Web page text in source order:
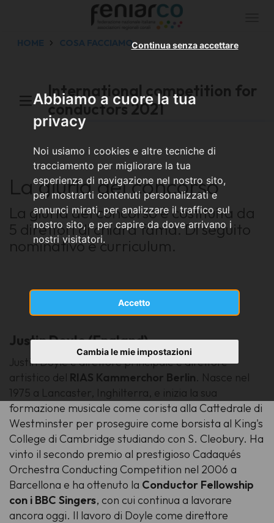
Abbiamo a cuore la tua
privacy
Noi usiamo i cookies e altre tecniche di
tracciamento per migliorare la tua
esperienza di navigazione nel nostro sito,
per mostrarti contenuti personalizzati e
annunci mirati, per analizzare il traffico sul
nostro sito, e per capire da dove arrivano i
nostri visitatori.
Accetto
Continua senza accettare
Cambia le mie impostazioni
HOME COSA FACCIAMO
International competition for
conductors 2021
La giuria del concorso
La giuria del concorso è costituita da
5 direttori di chiara fama. Di seguito
nominativo e curriculum.
Justin Doyle (England)
Justin Doyle è direttore principale e direttore
artistico del RIAS Kammerchor Berlin . Nasce nel
1975 a Lancaster, Inghilterra, e inizia la sua
formazione musicale come corista alla Cattedrale di
Westminster per proseguire come borsista al King's
College di Cambridge studiando con S. Cleobury. Ha
vinto il secondo premio al prestigioso Cadaqués
Orchestra Conducting Competition nel 2006 a
Barcellona e ha ottenuto la Conductor Fellowship
con i BBC Singers, con cui continua a lavorare
ancora oggi. Il lavoro di Doyle come direttore